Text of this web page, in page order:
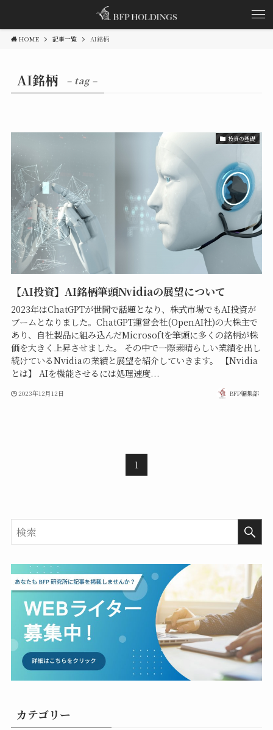
HOME 記事一覧 AI銘柄
AI銘柄 – tag –
投資の基礎
【AI投資】AI銘柄筆頭Nvidiaの展望について
2023年はChatGPTが世間で話題となり、株式市場でもAI投資が
ブームとなりました。ChatGPT運営会社(OpenAI社)の大株主で
あり、自社製品に組み込んだMicrosoftを筆頭に多くの銘柄が株
価を大きく上昇させました。 その中で一際素晴らしい業績を出し
続けているNvidiaの業績と展望を紹介していきます。 【Nvidia
とは】 AIを機能させるには処理速度...
2023年12月12日 BFP編集部
1
カテゴリー